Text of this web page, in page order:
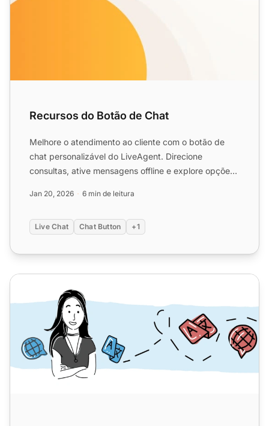
Recursos do Botão de Chat
Melhore o atendimento ao cliente com o botão de
chat personalizável do LiveAgent. Direcione
consultas, ative mensagens offline e explore opções
Jan 20, 2026 6 min de leitura
Live Chat Chat Button +1
Como aprimorar sua experiência do cliente com